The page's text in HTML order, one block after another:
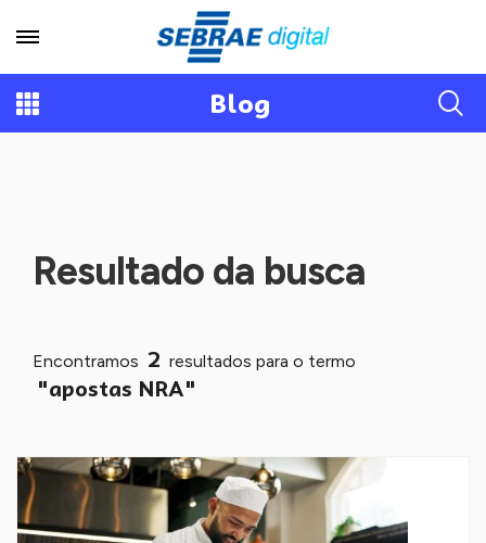
Blog
Resultado da busca
Encontramos 2 resultados para o termo
"apostas NRA"